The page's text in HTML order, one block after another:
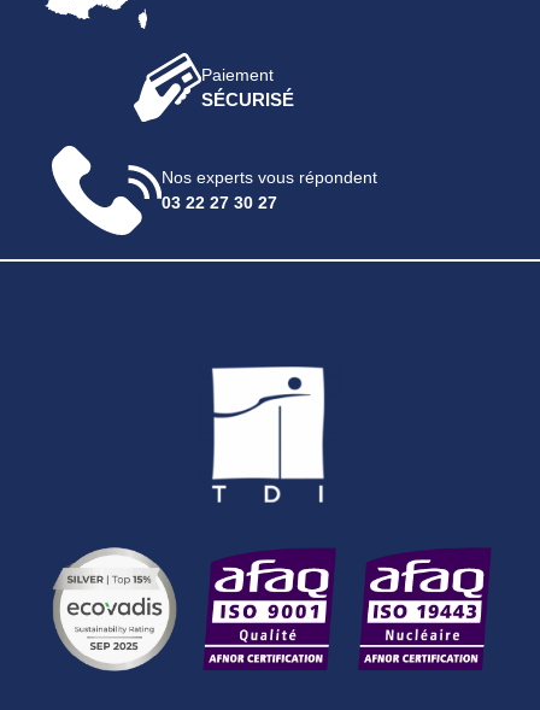
Paiement
SÉCURISÉ
Nos experts vous répondent
03 22 27 30 27